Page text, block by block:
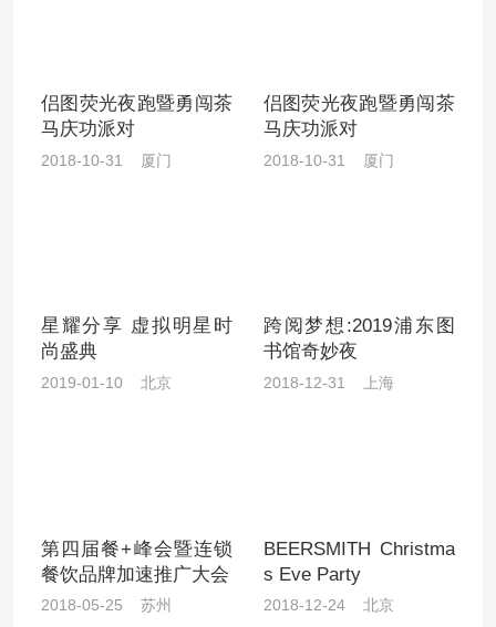
侣图荧光夜跑暨勇闯茶
马庆功派对
2018-10-31 厦门
侣图荧光夜跑暨勇闯茶
马庆功派对
2018-10-31 厦门
星耀分享 虚拟明星时
尚盛典
2019-01-10 北京
跨阅梦想:2019浦东图
书馆奇妙夜
2018-12-31 上海
第四届餐+峰会暨连锁
餐饮品牌加速推广大会
2018-05-25 苏州
BEERSMITH Christma
s Eve Party
2018-12-24 北京